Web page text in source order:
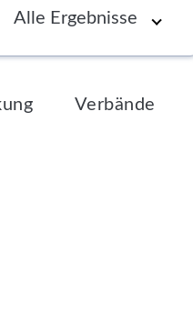
Choose an option
Verbände